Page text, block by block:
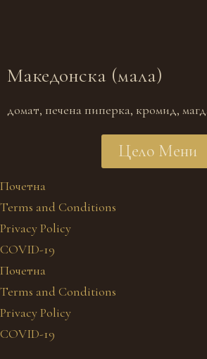
Македонска (мала)
домат, печена пиперка, кромид,
Цело Мени
Почетна
Terms and Conditions
Privacy Policy
COVID-19
Почетна
Terms and Conditions
Privacy Policy
COVID-19